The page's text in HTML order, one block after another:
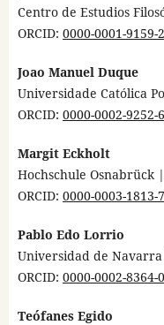
Centro de Estudios
ORCID: 0000-0001-9159-
Joao Manuel Duque
Universidade Católica
ORCID: 0000-0002-9252-
Margit Eckholt
Hochschule Osnabrück
ORCID: 0000-0003-1813-
Pablo Edo Lorrio
Universidad de
ORCID: 0000-0002-8364-
Teófanes Egido